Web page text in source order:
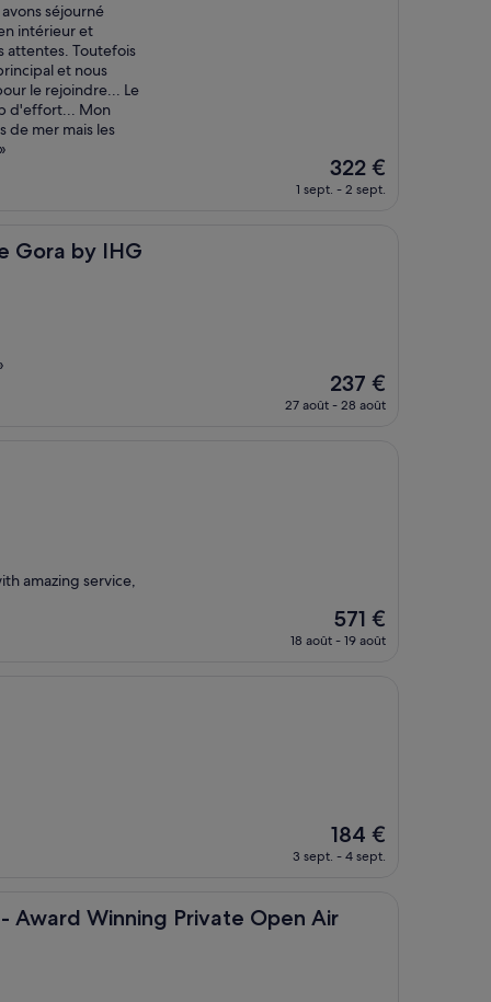
séjourné
intérieur et
attentes. Toutefois
et nous
le rejoindre... Le
d'effort... Mon
de mer mais les
Le
nouveau
322 €
1 sept. - 2 sept.
Gora by IHG
IHG
Le
nouveau
237 €
27 août - 28 août
amazing service,
Le
nouveau
571 €
18 août - 19 août
Le
nouveau
de
184 €
184 €
3 sept. - 4 sept.
- Award Winning Private Open Air
Winning Private Open Air Onsen Hakone